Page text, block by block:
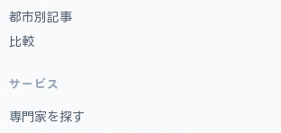
都市別記事
比較
サービス
専門家を探す